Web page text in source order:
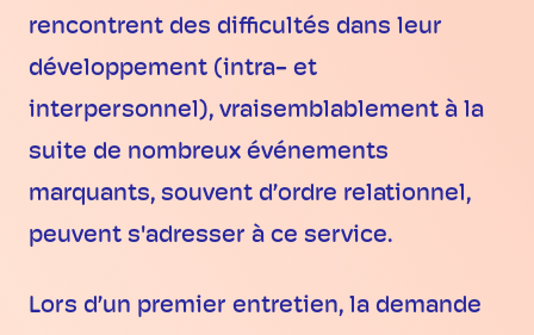
rencontrent des difficultés dans leur
développement (intra- et
interpersonnel), vraisemblablement à la
suite de nombreux événements
marquants, souvent d’ordre relationnel,
peuvent s'adresser à ce service.
Lors d’un premier entretien, la demande